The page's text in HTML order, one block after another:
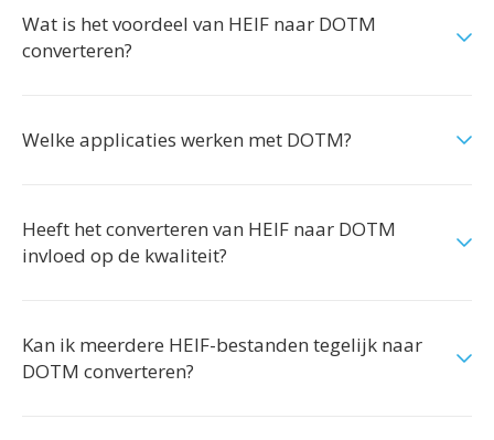
Wat is het voordeel van HEIF naar DOTM
converteren?
Welke applicaties werken met DOTM?
Heeft het converteren van HEIF naar DOTM
invloed op de kwaliteit?
Kan ik meerdere HEIF-bestanden tegelijk naar
DOTM converteren?